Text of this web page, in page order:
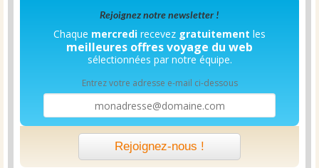
Rejoignez notre newsletter !
Chaque mercredi recevez gratuitement les
meilleures offres voyage du web
sélectionnées par notre équipe.
Entrez votre adresse e-mail ci-dessous
Rejoignez-nous !